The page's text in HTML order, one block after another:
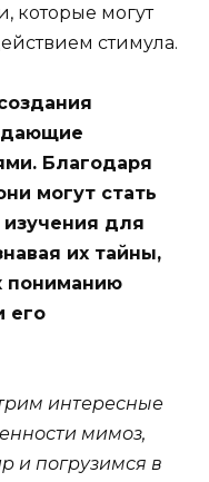
которые могут
стимула.
Благодаря
могут стать
для
их тайны,
пониманию
его
интересные
мимоз,
и погрузимся в